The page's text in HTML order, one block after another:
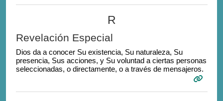
R
Revelación Especial
Dios da a conocer Su existencia, Su naturaleza, Su
presencia, Sus acciones, y Su voluntad a ciertas personas
seleccionadas, o directamente, o a través de mensajeros.